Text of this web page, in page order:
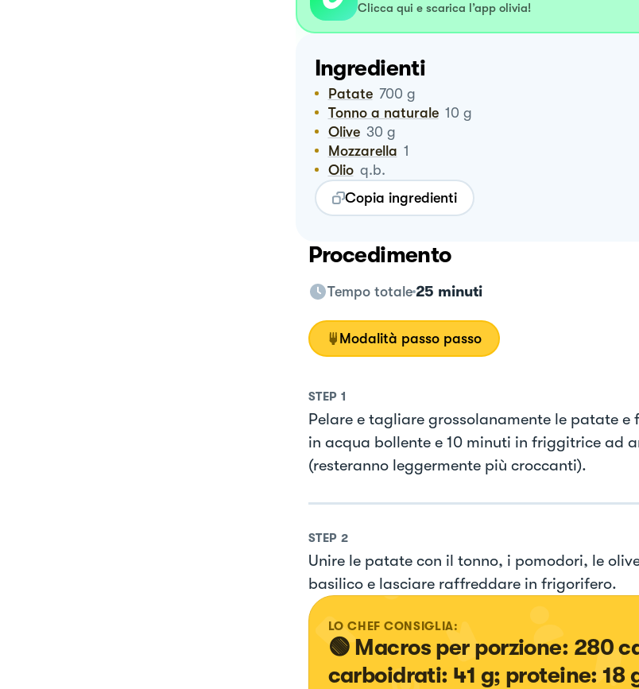
Clicca qui e scarica l’app olivia!
Ingredienti
Patate 700 g
Tonno a naturale 10 g
Olive 30 g
Mozzarella 1
Olio q.b.
Copia ingredienti
Procedimento
Tempo totale 25 minuti
Modalità passo passo
STEP 1
Pelare e tagliare grossolanamente le patate e
in acqua bollente e 10 minuti in friggitrice ad
(resteranno leggermente più croccanti).
STEP 2
Unire le patate con il tonno, i pomodori, le
basilico e lasciare raffreddare in frigorifero.
LO CHEF CONSIGLIA:
🟢 Macros per porzione: 280
carboidrati: 41 g; proteine: 18